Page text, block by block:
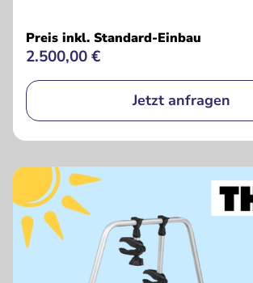
Preis inkl. Standard-Einbau
2.500,00 €
Jetzt anfragen